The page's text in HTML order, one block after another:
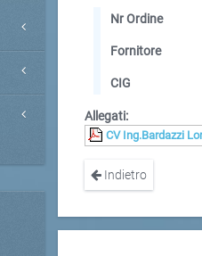
Nr Ordine
Fornitore
CIG
Allegati:
CV Ing.Bardazzi
Indietro